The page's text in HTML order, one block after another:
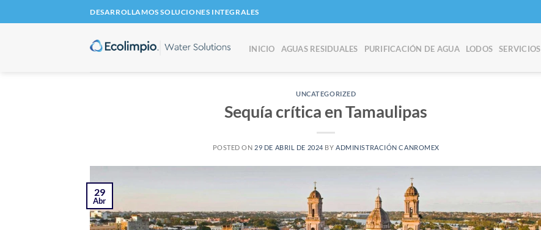
al
DESARROLLAMOS SOLUCIONES INTEGRALES
INICIO AGUAS RESIDUALES PURIFICACIÓN DE AGUA LODOS SERVICIOS
UNCATEGORIZED
Sequía crítica en Tamaulipas
POSTED ON 29 DE ABRIL DE 2024 BY ADMINISTRACIÓN CANROMEX
29
Abr